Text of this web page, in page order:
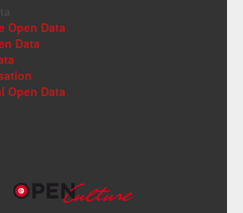
Open Data
Data
Open Data